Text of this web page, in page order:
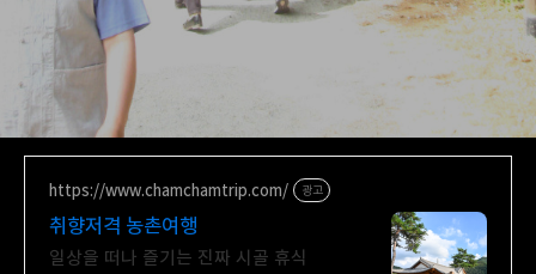
https://www.chamchamtrip.com/ 광고
취향저격 농촌여행
일상을 떠나 즐기는 진짜 시골 휴식